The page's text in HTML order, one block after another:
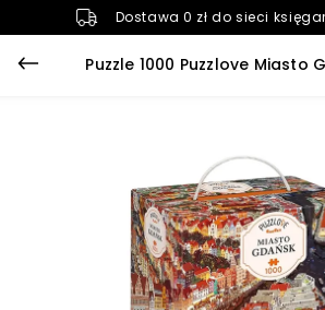
Dostawa 0 zł do sieci